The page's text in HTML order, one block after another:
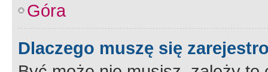
Góra
Dlaczego muszę się